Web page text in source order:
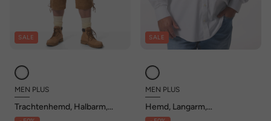
SALE
MEN PLUS
Trachtenhemd, Halbarm,
Kentkragen, Comfort Fit, bis
SALE
MEN PLUS
Hemd, Langarm,
Buttondown-Kragen,